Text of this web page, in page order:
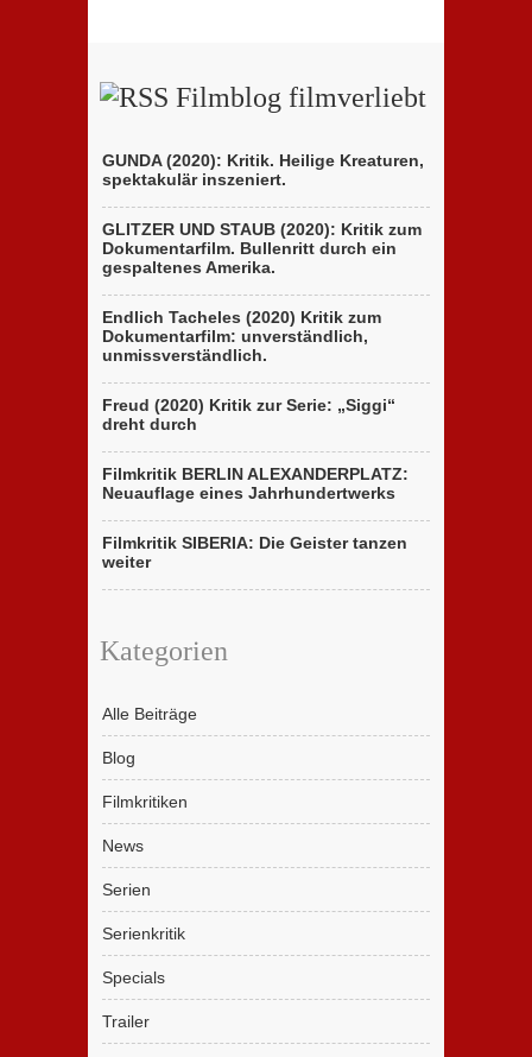
Filmblog filmverliebt
GUNDA (2020): Kritik. Heilige Kreaturen,
spektakulär inszeniert.
GLITZER UND STAUB (2020): Kritik zum
Dokumentarfilm. Bullenritt durch ein
gespaltenes Amerika.
Endlich Tacheles (2020) Kritik zum
Dokumentarfilm: unverständlich,
unmissverständlich.
Freud (2020) Kritik zur Serie: „Siggi“
dreht durch
Filmkritik BERLIN ALEXANDERPLATZ:
Neuauflage eines Jahrhundertwerks
Filmkritik SIBERIA: Die Geister tanzen
weiter
Kategorien
Alle Beiträge
Blog
Filmkritiken
News
Serien
Serienkritik
Specials
Trailer